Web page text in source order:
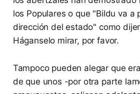
los Populares o que "Bildu va a
dirección del estado" como
Háganselo mirar, por favor.
Tampoco pueden alegar que
de que unos -por otra parte